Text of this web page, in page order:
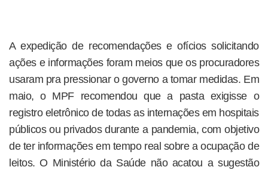
A expedição de recomendações e ofícios solicitando
ações e informações foram meios que os procuradores
usaram pra pressionar o governo a tomar medidas. Em
maio, o MPF recomendou que a pasta exigisse o
registro eletrônico de todas as internações em hospitais
públicos ou privados durante a pandemia, com objetivo
de ter informações em tempo real sobre a ocupação de
leitos. O Ministério da Saúde não acatou a sugestão